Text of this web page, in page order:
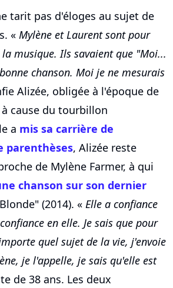
tarit pas d'éloges au sujet de
« Mylène et Laurent sont pour
musique. Ils savaient que "Moi...
chanson. Moi je ne mesurais
Alizée, obligée à l'époque de
cause du tourbillon
a mis sa carrière de
parenthèses, Alizée reste
de Mylène Farmer, à qui
chanson sur son dernier
(2014). « Elle a confiance
en elle. Je sais que pour
quel sujet de la vie, j'envoie
je l'appelle, je sais qu'elle est
de 38 ans. Les deux